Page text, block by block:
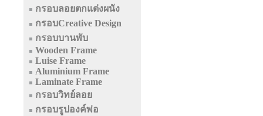
กรอบลอยตกแต่งผนัง
กรอบCreative Design
กรอบบานพับ
Wooden Frame
Luise Frame
Aluminium Frame
Laminate Frame
กรอบวิทย์ลอย
กรอบรูปองค์พ่อ